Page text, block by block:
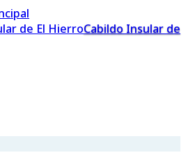
Cabildo Insular de